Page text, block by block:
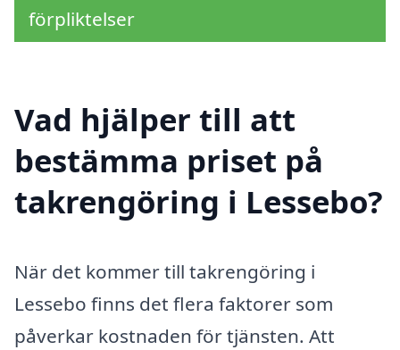
förpliktelser
Vad hjälper till att
bestämma priset på
takrengöring i Lessebo?
När det kommer till takrengöring i
Lessebo finns det flera faktorer som
påverkar kostnaden för tjänsten. Att